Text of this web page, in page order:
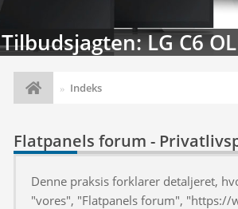
Tilbudsjagten: LG C6
Indeks
Flatpanels forum -
Denne praksis forklarer detaljeret,
"vores", "Flatpanels forum",